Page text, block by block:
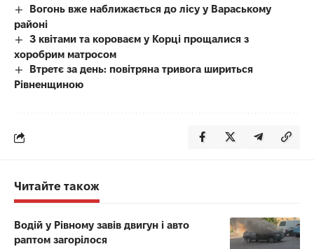
Вогонь вже наближається до лісу у Вараському
районі
З квітами та короваєм у Корці прощалися з
хоробрим матросом
Втретє за день: повітряна тривога шириться
Рівненщиною
Читайте також
Водій у Рівному завів двигун і авто
раптом загорілося